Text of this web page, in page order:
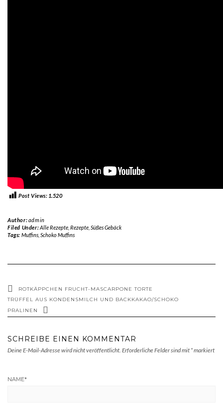
Post Views: 1.520
Author:admin
Filed Under:Alle Rezepte, Rezepte, Süßes Gebäck
Tags: Muffins, Schoko Muffins
ROTKÄPPCHEN FRUCHT-MASCARPONE TORTE
TRÜFFEL AUS KONDENSMILCH UND BACKKAKAO/SCHOKO
PRALINEN
SCHREIBE EINEN KOMMENTAR
Deine E-Mail-Adresse wird nicht veröffentlicht. Erforderliche Felder sind mit *markiert
NAME*